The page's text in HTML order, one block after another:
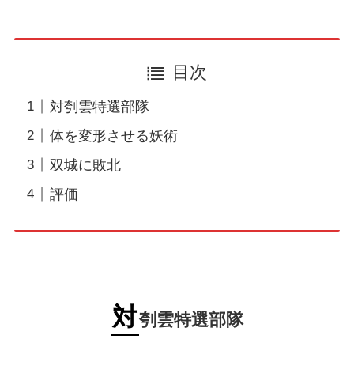
目次
対刳雲特選部隊
体を変形させる妖術
双城に敗北
評価
対刳雲特選部隊